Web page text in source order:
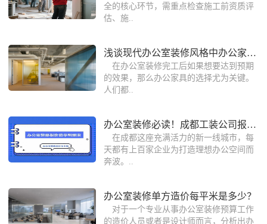
全的核心环节，需重点检查施工前资质评
估、施..
浅谈现代办公室装修风格中办公家具的选
在办公室装修完工后如果想要达到预期
的效果，那么办公家具的选择尤为关键。
人们都..
办公室装修必读！成都工装公司报价单里
在成都这座充满活力的新一线城市，每
天都有上百家企业为打造理想办公空间而
奔波。..
办公室装修单方造价每平米是多少？
对于一个专业从事办公室装修预算工作
的造价人员或者是设计师而言，分析出办